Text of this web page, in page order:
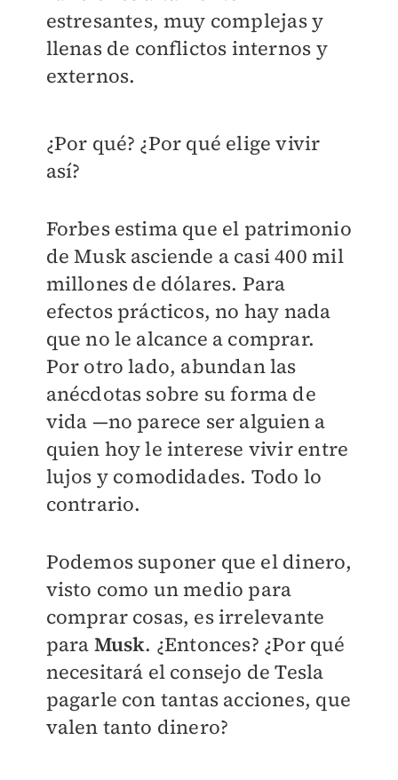
estresantes, muy complejas y
llenas de conflictos internos y
externos.
¿Por qué? ¿Por qué elige vivir
así?
Forbes estima que el patrimonio
de Musk asciende a casi 400 mil
millones de dólares. Para
efectos prácticos, no hay nada
que no le alcance a comprar.
Por otro lado, abundan las
anécdotas sobre su forma de
vida —no parece ser alguien a
quien hoy le interese vivir entre
lujos y comodidades. Todo lo
contrario.
Podemos suponer que el dinero,
visto como un medio para
comprar cosas, es irrelevante
para Musk. ¿Entonces? ¿Por qué
necesitará el consejo de Tesla
pagarle con tantas acciones, que
valen tanto dinero?